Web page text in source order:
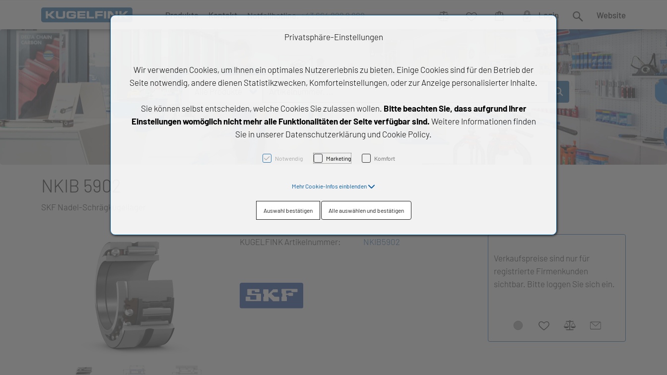
Produkte Kontakt Notfallhotline:+43 664 222 9 888 VergleichWunschlisteWarenkorb Login Suche Website
Alle Produkte
Wälz- und Gleitlager
Antriebstechnik
Chemische Produkte
Alle Produkte
NKIB 5902
SKF Nadel-Schrägkugellager
KUGELFINK Artikelnummer:
NKIB5902
Verkaufspreise sind nur für
registrierte Firmenkunden
sichtbar. Bitte loggen Sie sich ein.
Privatsphäre-Einstellungen
Wir verwenden Cookies, um Ihnen ein optimales Nutzererlebnis zu bieten. Einige Cookies sind für den Betrieb der
Seite notwendig, andere dienen Statistikzwecken, Komforteinstellungen, oder zur Anzeige personalisierter Inhalte.
Sie können selbst entscheiden, welche Cookies Sie zulassen wollen. Bitte beachten Sie, dass aufgrund Ihrer
Einstellungen womöglich nicht mehr alle Funktionalitäten der Seite verfügbar sind. Weitere Informationen finden
Sie in unserer Datenschutzerklärung und Cookie Policy.
Notwendig Marketing Komfort
Mehr Cookie-Infos einblenden
Auswahl bestätigen Alle auswählen und bestätigen